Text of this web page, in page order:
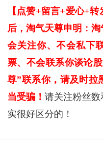
【点赞+留言+爱心+
后，淘气天尊申明：
会关注你、不会私下
票、不会联系你谈论
尊”联系你，请及时拉
当受骗！ 请关注粉丝
实很好区分的！